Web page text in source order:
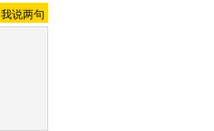
我说两句